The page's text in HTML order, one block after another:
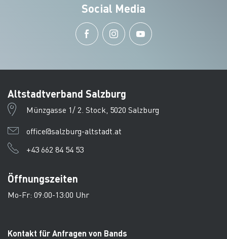
Social Media
Altstadtverband Salzburg
Münzgasse 1/ 2. Stock, 5020 Salzburg
office@salzburg-altstadt.at
+43 662 84 54 53
Öffnungszeiten
Mo-Fr: 09:00-13:00 Uhr
Kontakt für Anfragen von Bands